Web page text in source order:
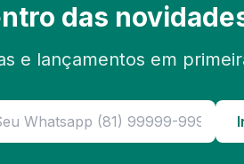
das
e lançamentos em